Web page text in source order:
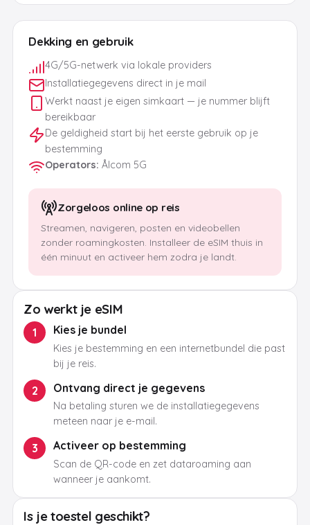
Dekking en gebruik
4G/5G-netwerk via lokale providers
Installatiegegevens direct in je mail
Werkt naast je eigen simkaart — je nummer blijft
bereikbaar
De geldigheid start bij het eerste gebruik op je
bestemming
Operators: Ålcom 5G
Zorgeloos online op reis
Streamen, navigeren, posten en videobellen
zonder roamingkosten. Installeer de eSIM thuis in
één minuut en activeer hem zodra je landt.
Zo werkt je eSIM
1 Kies je bundel
Kies je bestemming en een internetbundel die past
bij je reis.
2 Ontvang direct je gegevens
Na betaling sturen we de installatiegegevens
meteen naar je e-mail.
3 Activeer op bestemming
Scan de QR-code en zet dataroaming aan
wanneer je aankomt.
Is je toestel geschikt?